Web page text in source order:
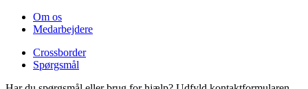
Om os
Medarbejdere
Crossborder
Spørgsmål